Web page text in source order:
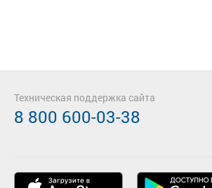
Техническая поддержка сайта
8 800 600-03-38